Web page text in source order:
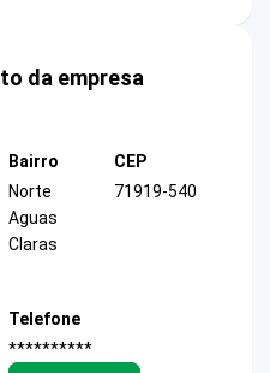
da empresa
Bairro
Norte
Aguas
Claras
CEP
71919-540
Telefone
**********